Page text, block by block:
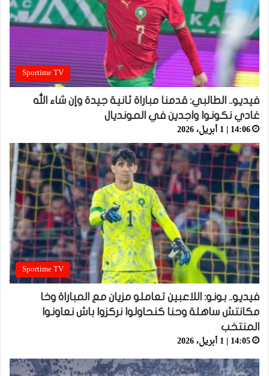
Sportime TV
فيديو.. الطالبي: قدمنا مباراة ثانية جيدة وإن شاء الله
غادي نكونوا واجدين في المونديال
14:06 | 1 أبريل، 2026
Sportime TV
فيديو.. بونو: اللاعبين تعاملو مزيان مع المباراة وخا
مكانتش ساهلة وحنا كنحاولوا نركزوا باش نعاونوا
المنتخب
14:05 | 1 أبريل، 2026